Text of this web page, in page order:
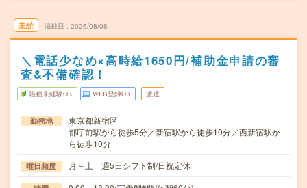
未読 掲載日 2026/08/08
＼電話少なめ×高時給1650円/補助金申請の審
査&不備確認！
職種未経験OK WEB登録OK 派遣
勤務地
東京都新宿区
都庁前駅から徒歩5分／新宿駅から徒歩10分／西新宿駅か
ら徒歩10分
曜日頻度 月～土 週5日シフト制/日祝定休